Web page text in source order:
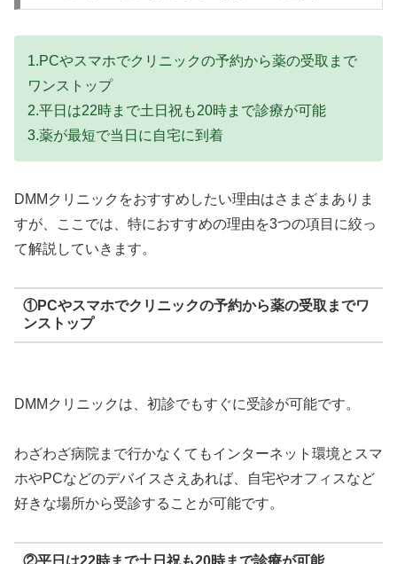
1.PCやスマホでクリニックの予約から薬の受取まで
ワンストップ
2.平日は22時まで土日祝も20時まで診療が可能
3.薬が最短で当日に自宅に到着
DMMクリニックをおすすめしたい理由はさまざまありま
すが、ここでは、特におすすめの理由を3つの項目に絞っ
て解説していきます。
①PCやスマホでクリニックの予約から薬の受取までワ
ンストップ
DMMクリニックは、初診でもすぐに受診が可能です。
わざわざ病院まで行かなくてもインターネット環境とスマ
ホやPCなどのデバイスさえあれば、自宅やオフィスなど
好きな場所から受診することが可能です。
②平日は22時まで土日祝も20時まで診療が可能